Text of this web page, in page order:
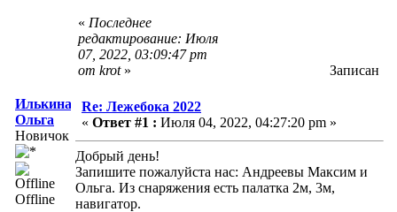
« Последнее
редактирование: Июля
07, 2022, 03:09:47 pm
от krot» Записан
Илькина
Ольга
Новичок
Offline
Re: Лежебока 2022
« Ответ #1 : Июля 04, 2022, 04:27:20 pm »
Добрый день!
Запишите пожалуйста нас: Андреевы Максим и
Ольга. Из снаряжения есть палатка 2м, 3м,
навигатор.